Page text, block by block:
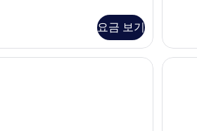
요금 보기
진
모
실
개